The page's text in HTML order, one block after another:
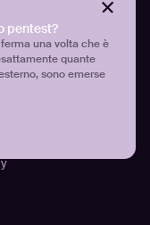
pentest?
una volta che è
quante
sono emerse